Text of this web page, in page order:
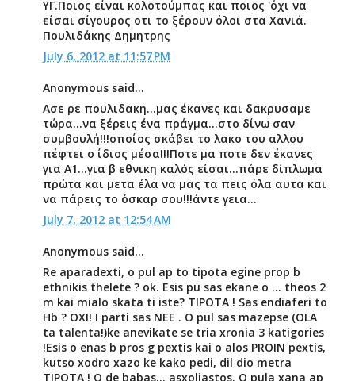
ΥΓ.Ποιος είναι κολοτούμπας και ποιος 'όχι να
είσαι σίγουρος οτι το ξέρουν όλοι στα Χανιά.
Πουλιδάκης Δημητρης
July 6, 2012 at 11:57 PM
Anonymous said...
Ασε ρε πουλιδακη...μας έκανες και δακρυσαμε
τώρα...να ξέρεις ένα πράγμα...στο δίνω σαν
συμβουλή!!!οποίος σκάβει το λακο του αλλου
πέφτει ο ίδιος μέσα!!!Ποτε μα ποτε δεν έκανες
για Α1...για β εθνικη καλός είσαι...πάρε δίπλωμα
πρώτα και μετα έλα να μας τα πεις όλα αυτα και
να πάρεις το όσκαρ σου!!!άντε γεια...
July 7, 2012 at 12:54 AM
Anonymous said...
Re aparadexti, o pul ap to tipota egine prop b
ethnikis thelete ? ok. Esis pu sas ekane o ... theos 2
m kai mialo skata ti iste? TIPOTA ! Sas endiaferi to
Hb ? OXI! I parti sas NEE . O pul sas mazepse (OLA
ta talenta!)ke anevikate se tria xronia 3 katigories
!Esis o enas b pros g pextis kai o alos PROIN pextis,
kutso xodro xazo ke kako pedi, dil dio metra
TIPOTA ! O de babas... asxoliastos. O pula xana ap